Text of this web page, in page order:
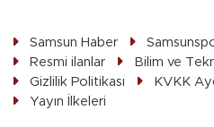
Samsun Haber
Resmi ilanlar
Bilim ve
Gizlilik Politikası
KVKK
Yayın İlkeleri